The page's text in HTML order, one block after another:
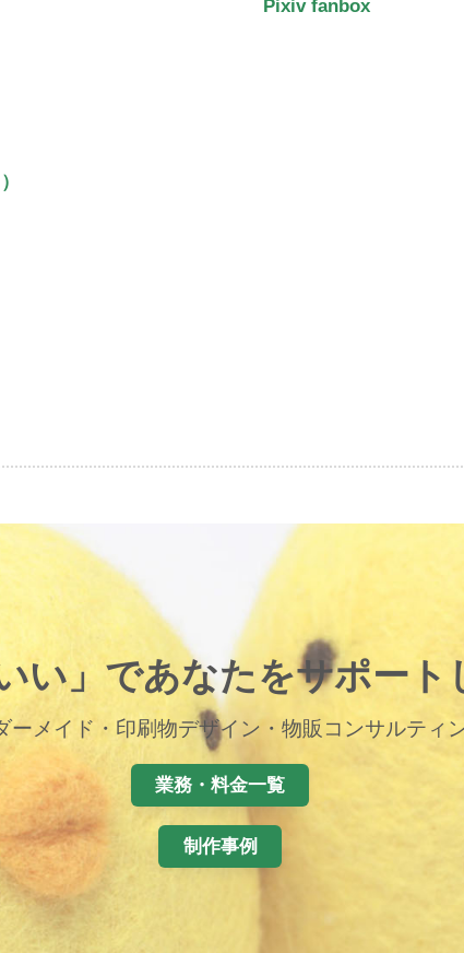
Pixiv fanbox
い」であなたをサポート
ーメイド・印刷物デザイン・物販コンサルティ
業務・料金一覧
制作事例